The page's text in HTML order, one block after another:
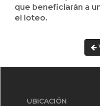
que beneficiarán a
el loteo.
UBICACIÓN